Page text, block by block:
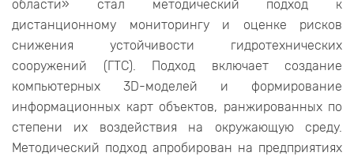
области» стал методический подход к
дистанционному мониторингу и оценке рисков
снижения устойчивости гидротехнических
сооружений (ГТС). Подход включает создание
компьютерных 3D-моделей и формирование
информационных карт объектов, ранжированных по
степени их воздействия на окружающую среду.
Методический подход апробирован на предприятиях